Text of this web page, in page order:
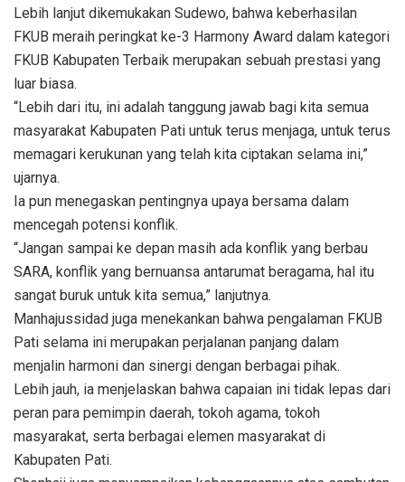
Lebih lanjut dikemukakan Sudewo, bahwa keberhasilan
FKUB meraih peringkat ke-3 Harmony Award dalam kategori
FKUB Kabupaten Terbaik merupakan sebuah prestasi yang
luar biasa.
“Lebih dari itu, ini adalah tanggung jawab bagi kita semua
masyarakat Kabupaten Pati untuk terus menjaga, untuk terus
memagari kerukunan yang telah kita ciptakan selama ini,”
ujarnya.
Ia pun menegaskan pentingnya upaya bersama dalam
mencegah potensi konflik.
“Jangan sampai ke depan masih ada konflik yang berbau
SARA, konflik yang bernuansa antarumat beragama, hal itu
sangat buruk untuk kita semua,” lanjutnya.
Manhajussidad juga menekankan bahwa pengalaman FKUB
Pati selama ini merupakan perjalanan panjang dalam
menjalin harmoni dan sinergi dengan berbagai pihak.
Lebih jauh, ia menjelaskan bahwa capaian ini tidak lepas dari
peran para pemimpin daerah, tokoh agama, tokoh
masyarakat, serta berbagai elemen masyarakat di
Kabupaten Pati.